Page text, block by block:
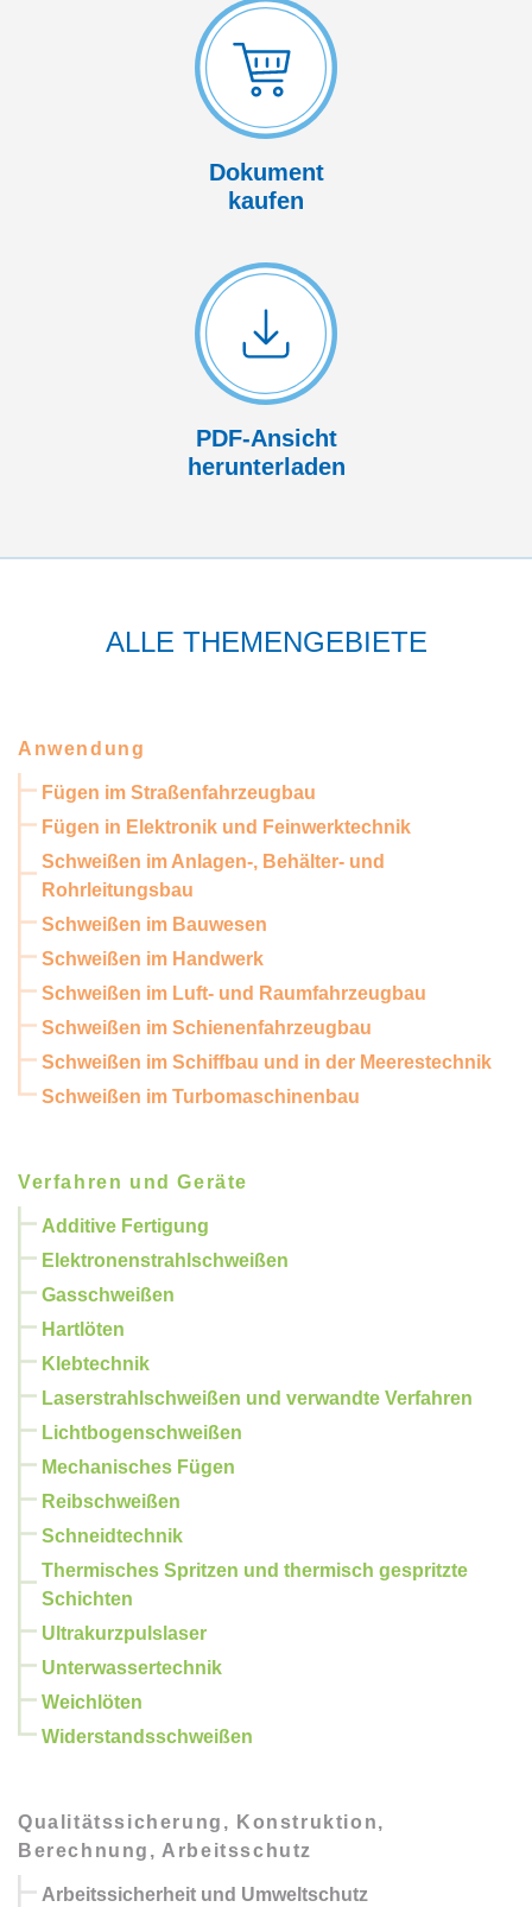
Dokument
kaufen
PDF-Ansicht
herunterladen
ALLE THEMENGEBIETE
Anwendung
Fügen im Straßenfahrzeugbau
Fügen in Elektronik und Feinwerktechnik
Schweißen im Anlagen-, Behälter- und
Rohrleitungsbau
Schweißen im Bauwesen
Schweißen im Handwerk
Schweißen im Luft- und Raumfahrzeugbau
Schweißen im Schienenfahrzeugbau
Schweißen im Schiffbau und in der Meerestechnik
Schweißen im Turbomaschinenbau
Verfahren und Geräte
Additive Fertigung
Elektronenstrahlschweißen
Gasschweißen
Hartlöten
Klebtechnik
Laserstrahlschweißen und verwandte Verfahren
Lichtbogenschweißen
Mechanisches Fügen
Reibschweißen
Schneidtechnik
Thermisches Spritzen und thermisch gespritzte
Schichten
Ultrakurzpulslaser
Unterwassertechnik
Weichlöten
Widerstandsschweißen
Qualitätssicherung, Konstruktion,
Berechnung, Arbeitsschutz
Arbeitssicherheit und Umweltschutz